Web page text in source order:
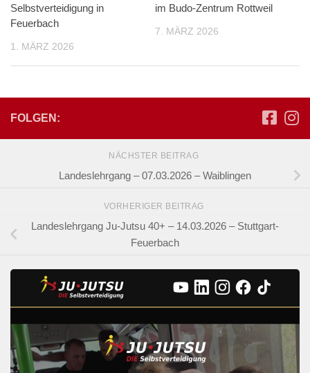
Selbstverteidigung in
Feuerbach
1. MÄRZ 2026
im Budo‑Zentrum Rottweil
7. MÄRZ 2026
FOLGEN:
NÄCHSTER BEITRAG
Landeslehrgang – 07.03.2026 – Waiblingen
VORHERIGER BEITRAG
Landeslehrgang Ju-Jutsu 40+ – 14.03.2026 – Stuttgart-
Feuerbach